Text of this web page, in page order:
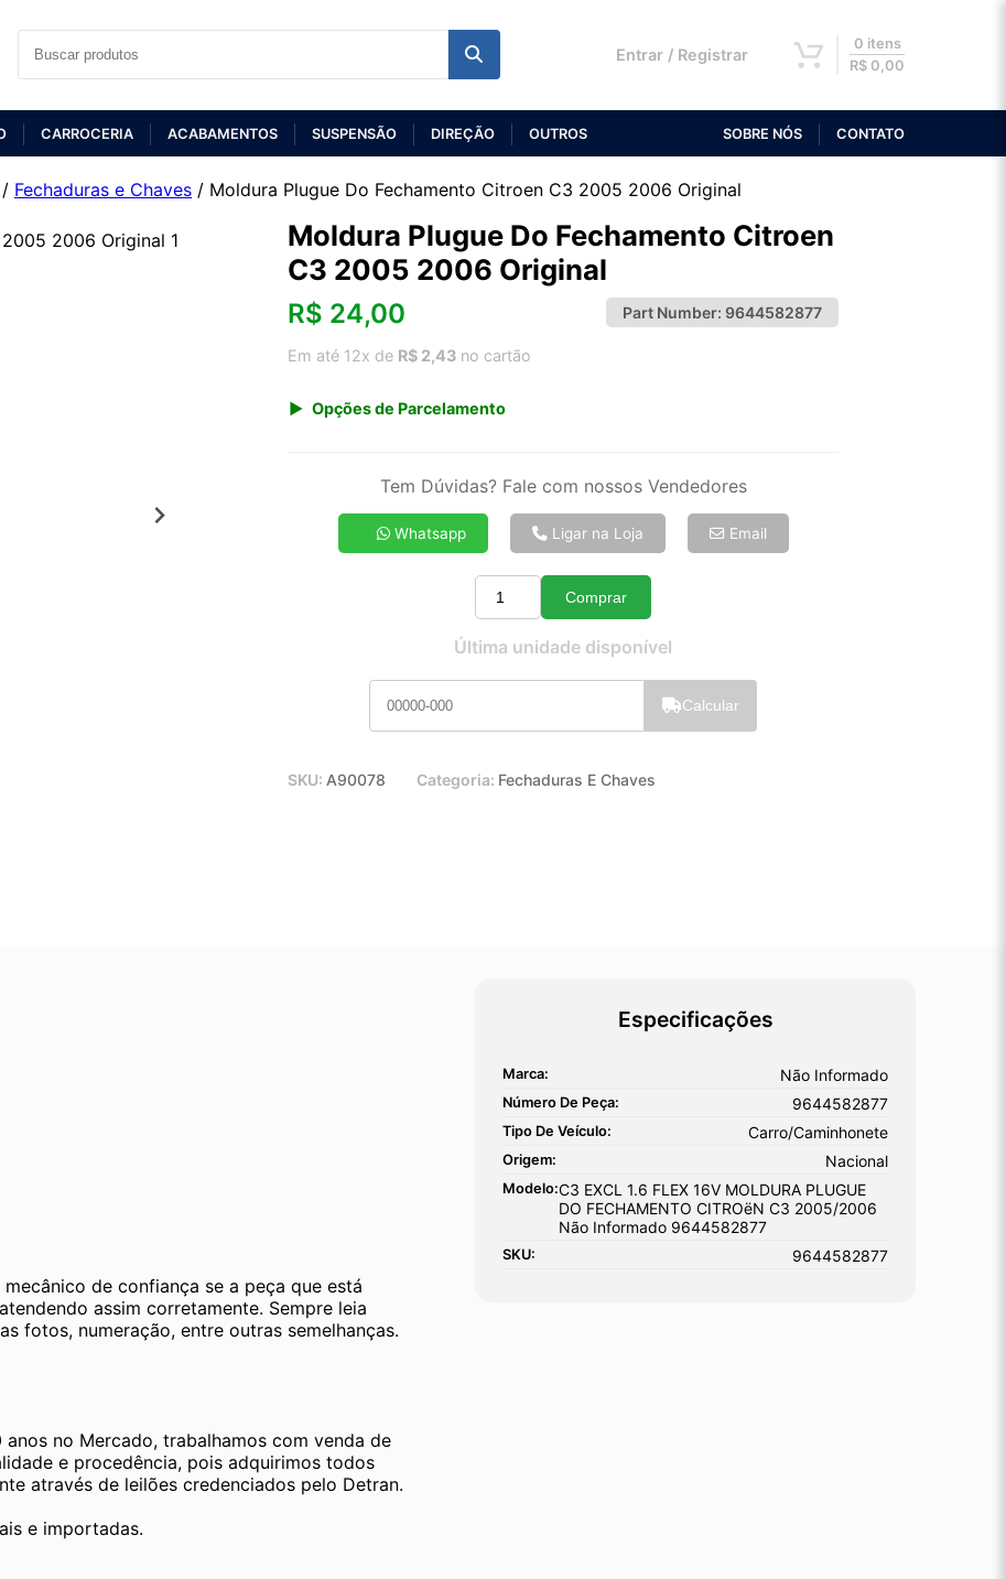
Entrar / Registrar
0 itens
R$ 0,00
CARROCERIA ACABAMENTOS SUSPENSÃO DIREÇÃO OUTROS SOBRE NÓS CONTATO
/ Fechaduras e Chaves / Moldura Plugue Do Fechamento Citroen C3 2005 2006 Original
Moldura Plugue Do Fechamento Citroen
C3 2005 2006 Original
R$ 24,00 Part Number: 9644582877
Em até 12x de R$ 2,43 no cartão
Opções de Parcelamento
7x de R$ 3,93
8x de R$ 3,49
9x de R$ 3,14
10x de R$ 2,85
12x de R$ 2,43
Tem Dúvidas? Fale com nossos Vendedores
Whatsapp Ligar na Loja Email
Quantidade
Comprar
Última unidade disponível
Calcular
SKU: A90078 Categoria: Fechaduras E Chaves
de confiança se a peça que está
assim corretamente. Sempre leia
fotos, numeração, entre outras semelhanças.
anos no Mercado, trabalhamos com venda de
e procedência, pois adquirimos todos
através de leilões credenciados pelo Detran.
e importadas.
Especificações
Marca: Não Informado
Número De Peça: 9644582877
Tipo De Veículo: Carro/Caminhonete
Origem: Nacional
Modelo:C3 EXCL 1.6 FLEX 16V MOLDURA PLUGUE
DO FECHAMENTO CITROëN C3 2005/2006
Não Informado 9644582877
SKU: 9644582877